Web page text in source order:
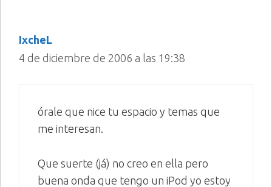
IxcheL
4 de diciembre de 2006 a las 19:38
órale que nice tu espacio y temas que
me interesan.
Que suerte (já) no creo en ella pero
buena onda que tengo un iPod yo estoy